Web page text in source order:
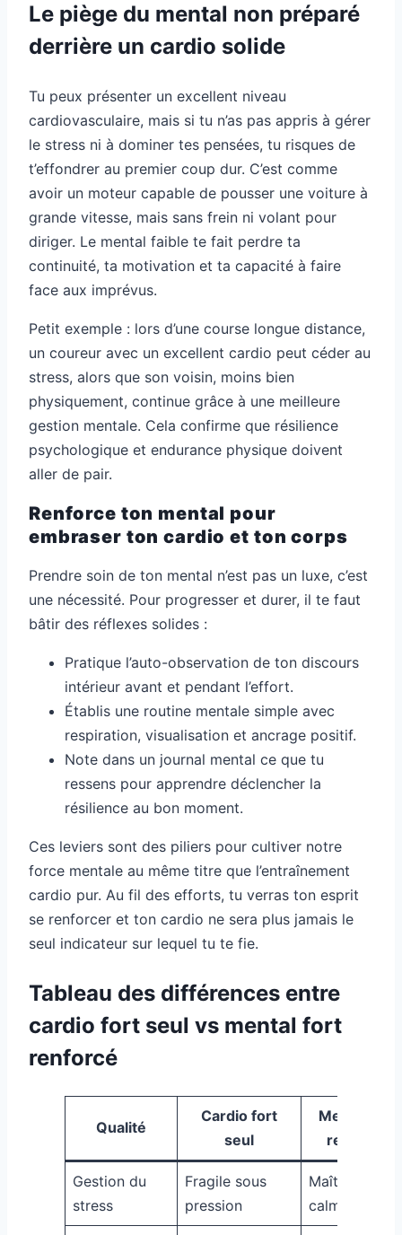
Le piège du mental non préparé
derrière un cardio solide
Tu peux présenter un excellent niveau
cardiovasculaire, mais si tu n’as pas appris à gérer
le stress ni à dominer tes pensées, tu risques de
t’effondrer au premier coup dur. C’est comme
avoir un moteur capable de pousser une voiture à
grande vitesse, mais sans frein ni volant pour
diriger. Le mental faible te fait perdre ta
continuité, ta motivation et ta capacité à faire
face aux imprévus.
Petit exemple : lors d’une course longue distance,
un coureur avec un excellent cardio peut céder au
stress, alors que son voisin, moins bien
physiquement, continue grâce à une meilleure
gestion mentale. Cela confirme que résilience
psychologique et endurance physique doivent
aller de pair.
Renforce ton mental pour
embraser ton cardio et ton corps
Prendre soin de ton mental n’est pas un luxe, c’est
une nécessité. Pour progresser et durer, il te faut
bâtir des réflexes solides :
Pratique l’auto-observation de ton discours
intérieur avant et pendant l’effort.
Établis une routine mentale simple avec
respiration, visualisation et ancrage positif.
Note dans un journal mental ce que tu
ressens pour apprendre déclencher la
résilience au bon moment.
Ces leviers sont des piliers pour cultiver notre
force mentale au même titre que l’entraînement
cardio pur. Au fil des efforts, tu verras ton esprit
se renforcer et ton cardio ne sera plus jamais le
seul indicateur sur lequel tu te fie.
Tableau des différences entre
cardio fort seul vs mental fort
renforcé
Qualité
Cardio fort
seul
Mental fort
renforcé
Gestion du
stress
Fragile sous
pression
Maîtrisée et
calme